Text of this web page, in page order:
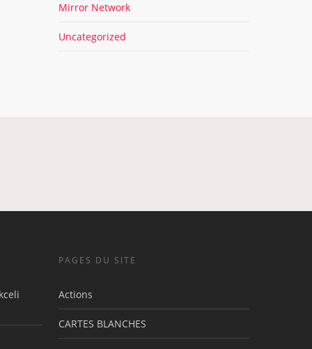
Mirror Network
Uncategorized
PAGES DU SITE
Actions
CARTES BLANCHES